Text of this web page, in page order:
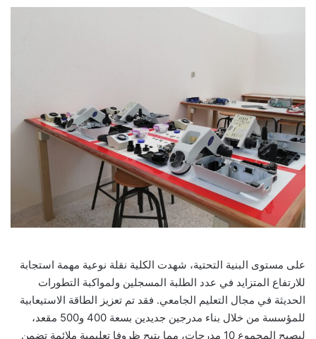
على مستوى البنية التحتية، شهدت الكلية نقلة نوعية مهمة استجابة
للارتفاع المتزايد في عدد الطلبة المسجلين ولمواكبة التطورات
الحديثة في مجال التعليم الجامعي. فقد تم تعزيز الطاقة الاستيعابية
للمؤسسة من خلال بناء مدرجين جديدين بسعة 400 و500 مقعد،
ليصبح المجموع 10 مدرجات، مما يتيح ظروفا تعليمية ملائمة تضمن